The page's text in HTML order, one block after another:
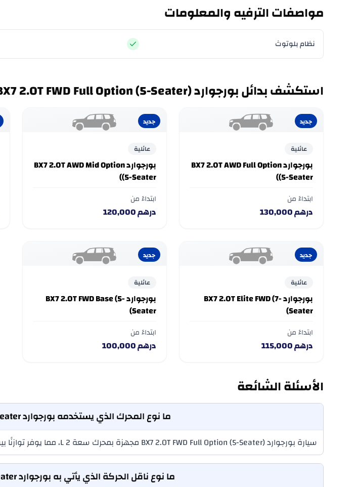
مواصفات الترفيه والمعلومات
نظام بلوتوث
استكشف بدائل بورجوارد BX7 2.0T FWD Full Option (5-Seater)
جديد
عائلية
بورجوارد BX7 2.0T AWD Full Option
(5-Seater)
ابتداءً من
درهم130,000
جديد
عائلية
بورجوارد BX7 2.0T AWD Mid Option
(5-Seater)
ابتداءً من
درهم120,000
جديد
عائلية
بورجوارد BX7 2.0T Elite FWD (7-
Seater)
ابتداءً من
درهم115,000
جديد
عائلية
بورجوارد BX7 2.0T FWD Base (5-
Seater)
ابتداءً من
درهم100,000
الأسئلة الشائعة
ما نوع المحرك الذي يستخدمه بورجوارد BX7 2.0T FWD Full Option (5-Seater)؟
سيارة بورجوارد BX7 2.0T FWD Full Option (5-Seater) مجهزة بمحرك سعة 2 L، مما يوفر توازنًا بين الأداء والقيادة اليومية.
ما نوع ناقل الحركة الذي يأتي به بورجوارد BX7 2.0T FWD Full Option (5-Seater)؟